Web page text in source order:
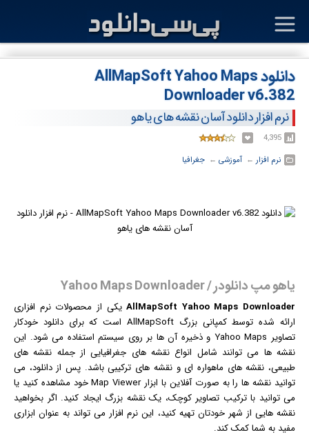
دانلود AllMapSoft Yahoo Maps
Downloader v6.382
نرم افزار دانلود آسان نقشه های یاهو
4,395
نرم افزار ← ‏ آموزشی ← ‏ جغرافیا
یاهو مپ دانلودر / Yahoo Maps Downloader
AllMapSoft Yahoo Maps Downloaderیکی از محصولاتنرم افزاری
ارائه شده توسط کمپانی بزرگ AllMapSoft است که برای دانلود خودکار
تصاویر Yahoo Maps و ذخیره آن ها بر روی سیستم استفاده می شود. این
نقشه ها می توانند شامل انواع نقشه های جغرافیایی از جمله نقشه های
طبیعی، نقشه های ماهواره ای و نقشه های ترکیبی باشد. پس از دانلود، می
توانید نقشه ها را به صورت آفلاین با ابزار Map Viewer خود مشاهده کنید یا
می توانید با ترکیب تصاویر کوچک، یک نقشه بزرگ ایجاد کنید. اگر بخواهید
نقشه هایی از شهر خودتان تهیه کنید، این نرم افزار می تواند به عنوان ابزاری
مفید به شما کمک کند.